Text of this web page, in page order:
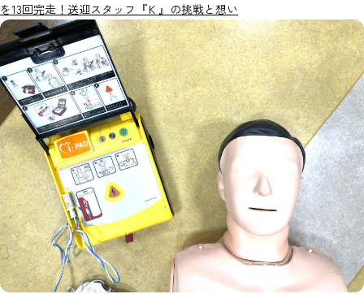
を13回完走！送迎スタッフ『Ｋ』の挑戦と想い